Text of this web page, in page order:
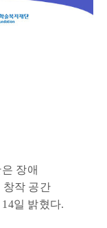
장애
창작 공간
일 밝혔다.